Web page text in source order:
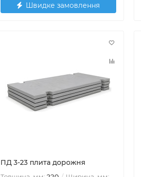
Швидке замовлення
ПД 3-23 плита дорожня